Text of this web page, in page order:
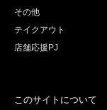
その他
テイクアウト
店舗応援PJ
このサイトについて